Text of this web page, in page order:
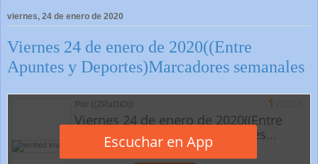
viernes, 24 de enero de 2020
Viernes 24 de enero de 2020((Entre
Apuntes y Deportes)Marcadores semanales